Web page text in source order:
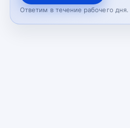
Ответим в течение рабочего дня.